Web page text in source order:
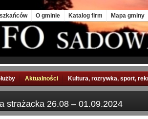
O gminie Katalog firm Mapa gminy
Aktualności Kultura, rozrywka, sport,
strażacka 26.08 – 01.09.2024